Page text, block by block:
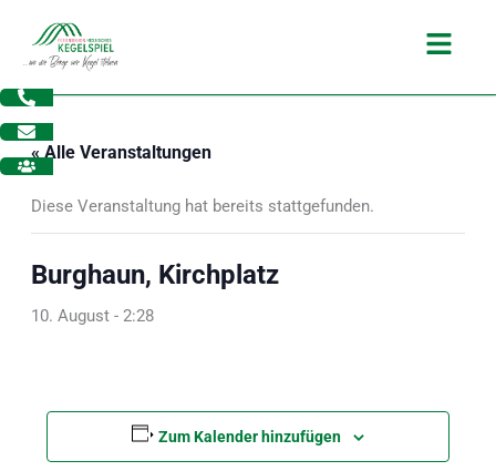
Inhalt
springen
Main
« Alle Veranstaltungen
Diese Veranstaltung hat bereits stattgefunden.
Burghaun, Kirchplatz
10. August - 2:28
Zum Kalender hinzufügen